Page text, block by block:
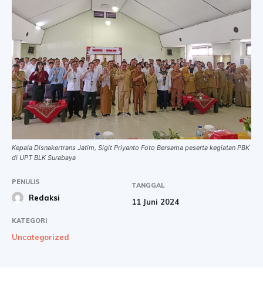
Kepala Disnakertrans Jatim, Sigit Priyanto Foto Bersama peserta kegiatan PBK
di UPT BLK Surabaya
PENULIS
Redaksi
TANGGAL
11 Juni 2024
KATEGORI
Uncategorized